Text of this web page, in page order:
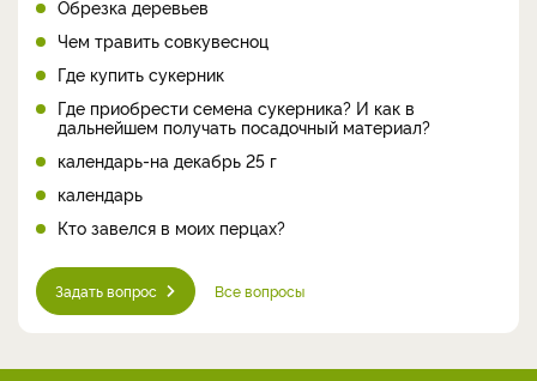
Обрезка деревьев
Чем травить совкувесноц
Где купить сукерник
Где приобрести семена сукерника? И как в
дальнейшем получать посадочный материал?
календарь-на декабрь 25 г
календарь
Кто завелся в моих перцах?
Задать вопрос Все вопросы